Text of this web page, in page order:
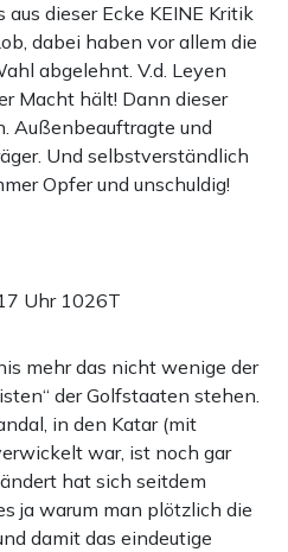
dieser Ecke KEINE Kritik
dabei haben vor allem die
abgelehnt. V.d. Leyen
Macht hält! Dann dieser
Außenbeauftragte und
Und selbstverständlich
Opfer und unschuldig!
Uhr 1026T
mehr das nicht wenige der
der Golfstaaten stehen.
in den Katar (mit
war, ist noch gar
hat sich seitdem
ja warum man plötzlich die
damit das eindeutige